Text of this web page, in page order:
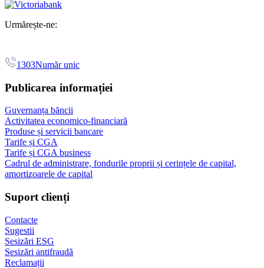
Urmărește-ne:
1303Număr unic
Publicarea informației
Guvernanța băncii
Activitatea economico-financiară
Produse și servicii bancare
Tarife și CGA
Tarife și CGA business
Cadrul de administrare, fondurile proprii și cerințele de capital,
amortizoarele de capital
Suport clienți
Contacte
Sugestii
Sesizări ESG
Sesizări antifraudă
Reclamații